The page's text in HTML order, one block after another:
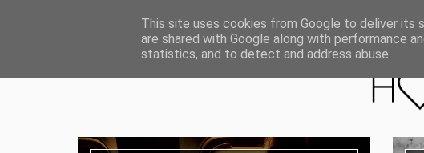
ABOUT I MEDIA & PR IMPRESSUM DATENSCHUTZ KATEGORIEN
This site uses cookies from Google to deliver its
are shared with Google along with performance
statistics, and to detect and address abuse.